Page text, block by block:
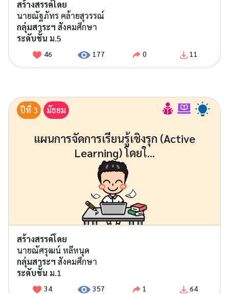
สร้างสรรค์โดย
นายณัฐภัทร คล้ายสุวรรณ์
กลุ่มสาระฯ สังคมศึกษา
ระดับชั้น ม.5
46 177 0 11
ปีที่ 3 มัธยม
แผนการจัดการเรียนรู้เชิงรุก (Active
Learning) โดยใ...
สร้างสรรค์โดย
นายณัศรุฒน์ หลีหนุด
กลุ่มสาระฯ สังคมศึกษา
ระดับชั้น ม.1
34 357 1 64